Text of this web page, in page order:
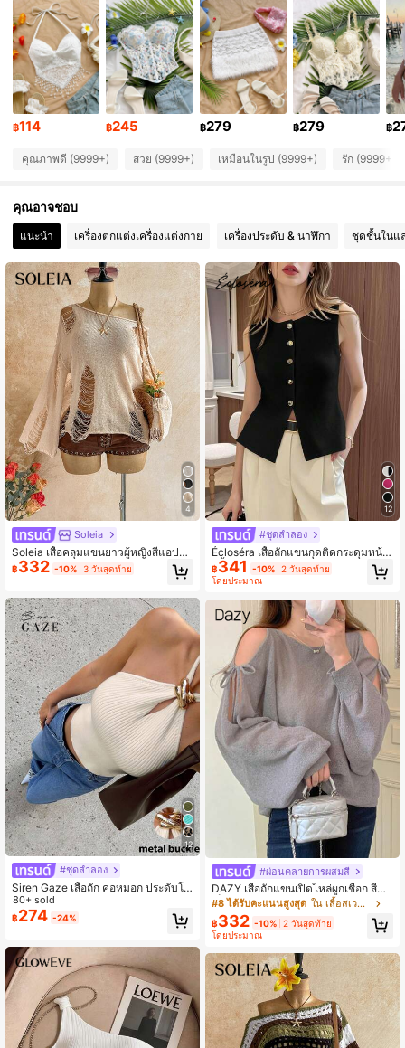
4.91 2.4M ผู้ติดตาม
4.91 2.4M ผู้ติดตาม
4.91 2.4M ผู้ติดตาม
2.4M ผู้ติดตาม
4.91 2.4M ผู้ติดตาม
4.91 2.4M ผู้ติดตาม
4.91 2.4M ผู้ติดตาม
฿114 ฿245 ฿279 ฿279 ฿
คุณภาพดี (9999+) สวย (9999+) เหมือนในรูป (9999+) รัก (9999+)
คุณอาจชอบ
แนะนำ เครื่องตกแต่งเครื่องแต่งกาย เครื่องประดับ & นาฬิกา ชุดชั้นในแ
4
Soleia
Soleia เสื้อคลุมแขนยาวผู้หญิงสีแอปริค
อท สไตล์โบฮีเมียนสบายๆ ฤดูใบไม้ร่วง
เปิดไหล่ ดีไซน์ขาดรุ่ยและฉลุ สำหรับใส่
฿332 -10% 3 วันสุดท้าย
12
#ชุดลำลอง
Siren Gaze เสื้อถัก คอหมอก ประดับโล
หะ สำหรับผู้หญิง ใหม่ปี 2025
80+ sold
฿274 -24%
12
#ชุดลำลอง
Écloséra เสื้อถักแขนกุดติดกระดุมหน้า
สีพื้นสำหรับผู้หญิง
฿341 -10% 2 วันสุดท้าย
โดยประมาณ
#ผ่อนคลายการผสมสี
DAZY เสื้อถักแขนเปิดไหล่ผูกเชือก สีพื้น
เป็นชุดเบาๆ สำหรับฤดูใบไม้ร่วง กลับโร
งเรียน
#8 ได้รับคะแนนสูงสุด ใน เสื้อสเวตเตอร์ผู้หญิง
฿332 -10% 2 วันสุดท้าย
โดยประมาณ